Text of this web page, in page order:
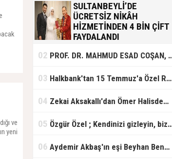
ve
yeni
SULTANBEYLİ’DE
ÜCRETSİZ NİKÂH
HİZMETİNDEN 4 BİN ÇİFT
FAYDALANDI
olan gençlere destek amacıyla
başlattığı ücretsiz nikâh hizmetini
başlattıklarını belirten Sultanbeyli
ücretsiz hizmet vermenin
02 PROF. DR. MAHMUD ESAD COŞAN, DOĞUMUNUN HİCRÎ 91. YILINDA ELAZIĞ'DA YÂD EDİLECEK
03 Halkbank'tan 15 Temmuz'a Özel Reklam Filmi: "İrade Bizim, Zafer Bizim"
04 Zekai Aksakallı'dan Ömer Halisdemir'e 'vefa' ziyareti!
05 Özgür Özel ; Kendinizi gizleyin, bizden işaret bekleyin
06 Aydemir Akbaş'ın eşi Beyhan Benek Akbaş hayatını kaybetti